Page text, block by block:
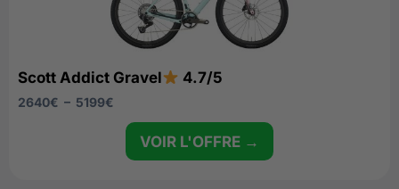
Scott Addict Gravel 4.7/5
2640€ – 5199€
VOIR L'OFFRE →